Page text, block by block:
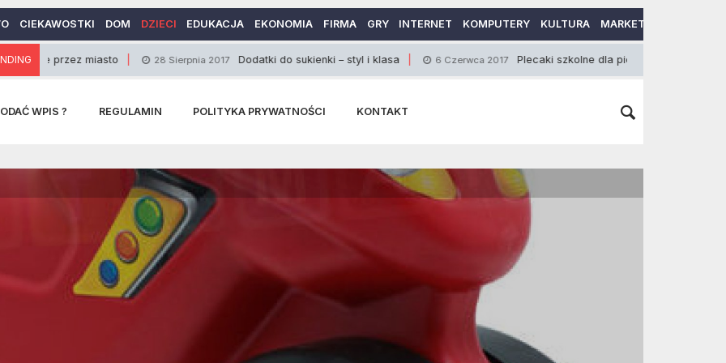
CIEKAWOSTKI DOM DZIECI EDUKACJA EKONOMIA FIRMA GRY INTERNET KOMPUTERY KULTURA MARKETING
miasto 28 Sierpnia 2017 Dodatki do sukienki – styl i klasa 6 Czerwca 2017 Plecaki szkolne dla pierwszoklasisty
WPIS ? REGULAMIN POLITYKA PRYWATNOŚCI KONTAKT